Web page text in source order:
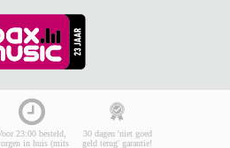
23:00 besteld,
in huis (mits
30 dagen 'niet goed
geld terug' garantie!